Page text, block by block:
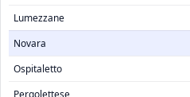
Lumezzane
Novara
Ospitaletto
Pergolettese